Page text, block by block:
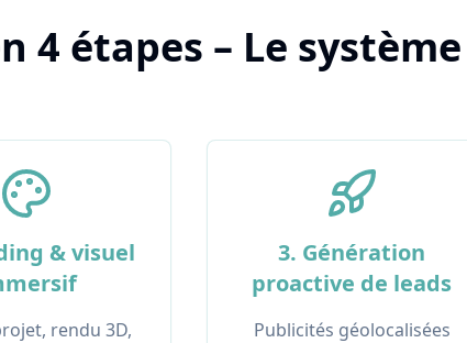
4 étapes – Le
& visuel
rendu 3D,
3. Génération
proactive de leads
Publicités géolocalisées